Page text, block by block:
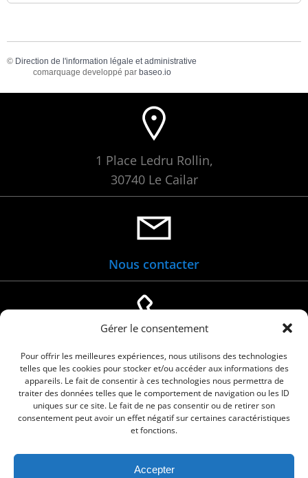
Gérer le consentement
Pour offrir les meilleures expériences, nous utilisons des technologies
telles que les cookies pour stocker et/ou accéder aux informations des
appareils. Le fait de consentir à ces technologies nous permettra de
traiter des données telles que le comportement de navigation ou les ID
uniques sur ce site. Le fait de ne pas consentir ou de retirer son
consentement peut avoir un effet négatif sur certaines caractéristiques
et fonctions.
Accepter
© Direction de l'information légale et administrative
comarquage developpé par baseo.io
1 Place Ledru Rollin,
30740 Le Cailar
Nous contacter
04 66 88 01 05